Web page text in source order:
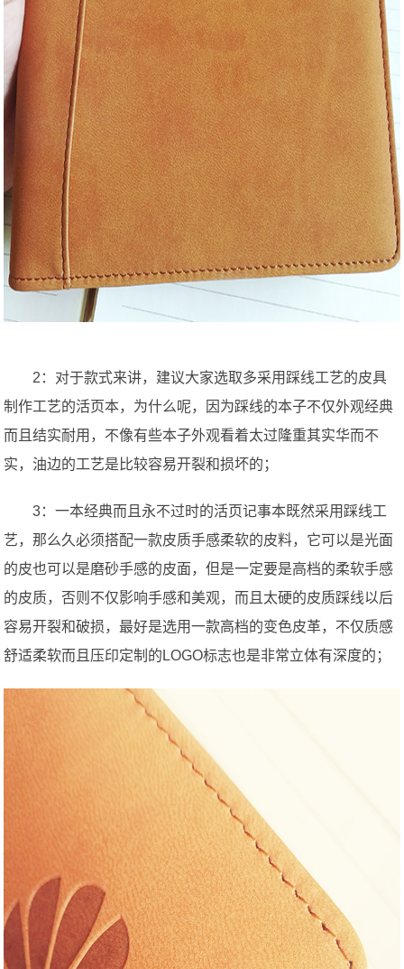
2：对于款式来讲，建议大家选取多采用踩线工艺的皮具
制作工艺的活页本，为什么呢，因为踩线的本子不仅外观经典
而且结实耐用，不像有些本子外观看着太过隆重其实华而不
实，油边的工艺是比较容易开裂和损坏的；
3：一本经典而且永不过时的活页记事本既然采用踩线工
艺，那么久必须搭配一款皮质手感柔软的皮料，它可以是光面
的皮也可以是磨砂手感的皮面，但是一定要是高档的柔软手感
的皮质，否则不仅影响手感和美观，而且太硬的皮质踩线以后
容易开裂和破损，最好是选用一款高档的变色皮革，不仅质感
舒适柔软而且压印定制的LOGO标志也是非常立体有深度的；